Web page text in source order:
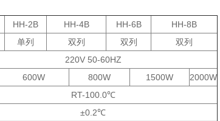
HH-2B HH-4B HH-6B HH-8B
单列 双列 双列
双列
220V 50-60HZ
600W 800W 1500W
2000W
RT-100.0℃
±0.2℃